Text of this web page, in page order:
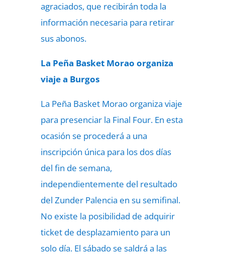
agraciados, que recibirán toda la
información necesaria para retirar
sus abonos.
La Peña Basket Morao organiza
viaje a Burgos
La Peña Basket Morao organiza viaje
para presenciar la Final Four. En esta
ocasión se procederá a una
inscripción única para los dos días
del fin de semana,
independientemente del resultado
del Zunder Palencia en su semifinal.
No existe la posibilidad de adquirir
ticket de desplazamiento para un
solo día. El sábado se saldrá a las